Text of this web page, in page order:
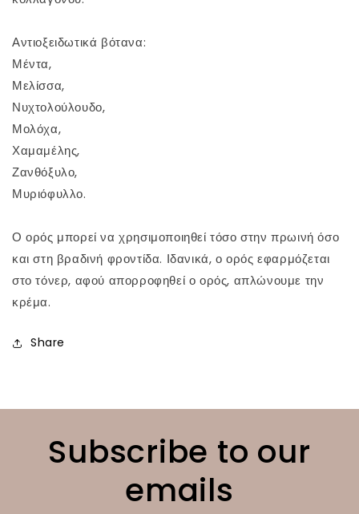
Αντιοξειδωτικά βότανα:
Μέντα,
Μελίσσα,
Νυχτολούλουδο,
Μολόχα,
Χαμαμέλης,
Ζανθόξυλο,
Μυριόφυλλο.
Ο ορός μπορεί να χρησιμοποιηθεί τόσο στην πρωινή όσο
και στη βραδινή φροντίδα. Ιδανικά, ο ορός εφαρμόζεται
στο τόνερ, αφού απορροφηθεί ο ορός, απλώνουμε την
κρέμα.
Share
Subscribe to our
emails